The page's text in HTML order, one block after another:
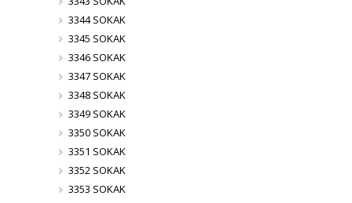
3344 SOKAK
3345 SOKAK
3346 SOKAK
3347 SOKAK
3348 SOKAK
3349 SOKAK
3350 SOKAK
3351 SOKAK
3352 SOKAK
3353 SOKAK